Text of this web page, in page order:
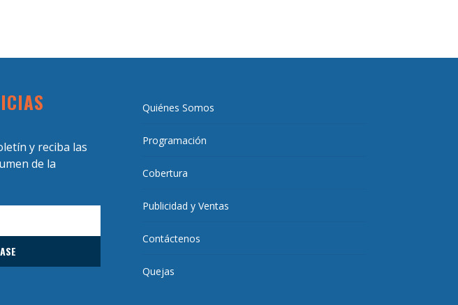
y reciba las
de la
Quiénes Somos
Programación
Cobertura
Publicidad y Ventas
Contáctenos
Quejas